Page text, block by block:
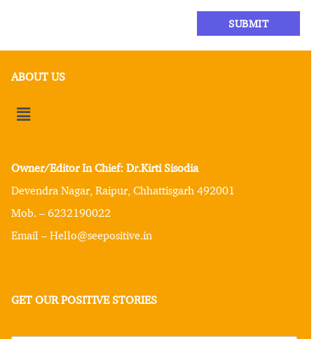
ABOUT US
Owner/Editor In Chief: Dr.Kirti Sisodia
Devendra Nagar, Raipur, Chhattisgarh 492001
Mob. – 6232190022
Email – Hello@seepositive.in
GET OUR POSITIVE STORIES